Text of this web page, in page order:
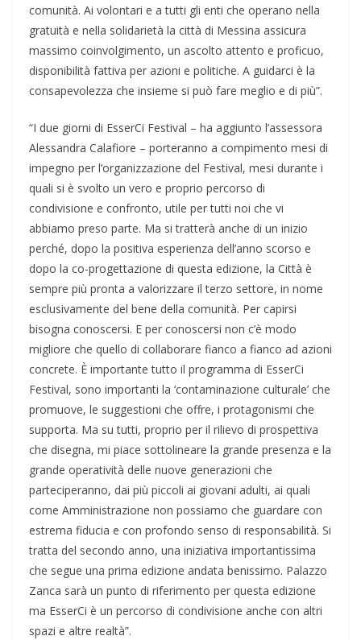
comunità. Ai volontari e a tutti gli enti che operano nella
gratuità e nella solidarietà la città di Messina assicura
massimo coinvolgimento, un ascolto attento e proficuo,
disponibilità fattiva per azioni e politiche. A guidarci è la
consapevolezza che insieme si può fare meglio e di più”.
“I due giorni di EsserCi Festival – ha aggiunto l’assessora
Alessandra Calafiore – porteranno a compimento mesi di
impegno per l’organizzazione del Festival, mesi durante i
quali si è svolto un vero e proprio percorso di
condivisione e confronto, utile per tutti noi che vi
abbiamo preso parte. Ma si tratterà anche di un inizio
perché, dopo la positiva esperienza dell’anno scorso e
dopo la co-progettazione di questa edizione, la Città è
sempre più pronta a valorizzare il terzo settore, in nome
esclusivamente del bene della comunità. Per capirsi
bisogna conoscersi. E per conoscersi non c’è modo
migliore che quello di collaborare fianco a fianco ad azioni
concrete. È importante tutto il programma di EsserCi
Festival, sono importanti la ‘contaminazione culturale’ che
promuove, le suggestioni che offre, i protagonismi che
supporta. Ma su tutti, proprio per il rilievo di prospettiva
che disegna, mi piace sottolineare la grande presenza e la
grande operatività delle nuove generazioni che
parteciperanno, dai più piccoli ai giovani adulti, ai quali
come Amministrazione non possiamo che guardare con
estrema fiducia e con profondo senso di responsabilità. Si
tratta del secondo anno, una iniziativa importantissima
che segue una prima edizione andata benissimo. Palazzo
Zanca sarà un punto di riferimento per questa edizione
ma EsserCi è un percorso di condivisione anche con altri
spazi e altre realtà”.